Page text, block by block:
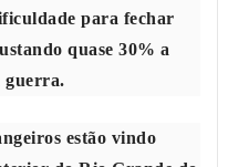
para fechar
quase 30% a
guerra.
estão vindo